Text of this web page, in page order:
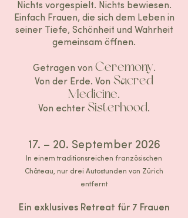
Nichts vorgespielt. Nichts bewiesen.
Einfach Frauen, die sich dem Leben in
seiner Tiefe, Schönheit und Wahrheit
gemeinsam öffnen.
Getragen von Ceremony.
Von der Erde. Von Sacred
Medicine.
Von echter Sisterhood.
17. – 20. September 2026
In einem traditionsreichen französischen
Château, nur drei Autostunden von Zürich
entfernt
Ein exklusives Retreat für 7 Frauen​